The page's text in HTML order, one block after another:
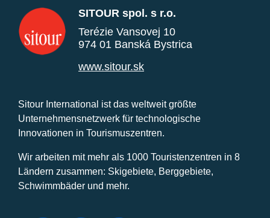
SITOUR spol. s r.o.
Terézie Vansovej 10
974 01 Banská Bystrica
www.sitour.sk
Sitour International ist das weltweit größte
Unternehmensnetzwerk für technologische
Innovationen in Tourismuszentren.
Wir arbeiten mit mehr als 1000 Touristenzentren in 8
Ländern zusammen: Skigebiete, Berggebiete,
Schwimmbäder und mehr.